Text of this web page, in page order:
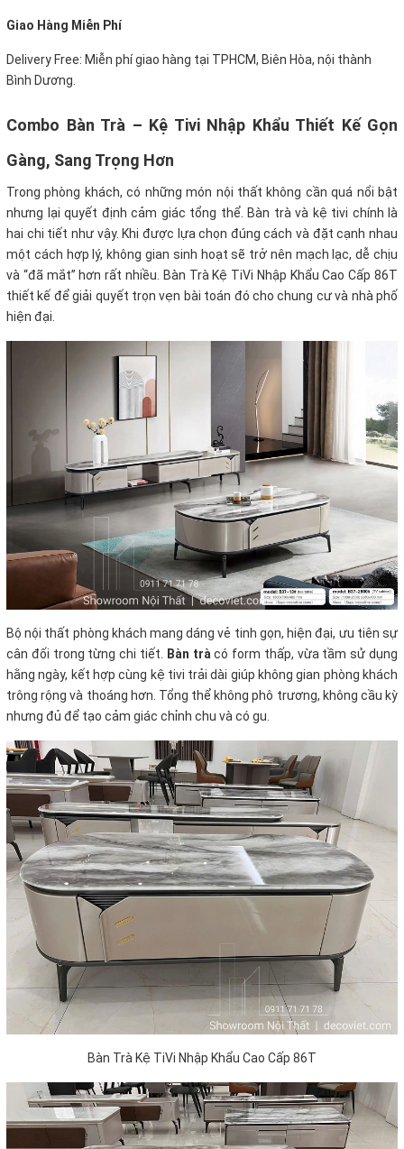
Giao Hàng Miễn Phí
Delivery Free: Miễn phí giao hàng tại TPHCM, Biên Hòa, nội thành
Bình Dương.
Combo Bàn Trà – Kệ Tivi Nhập Khẩu Thiết Kế Gọn
Gàng, Sang Trọng Hơn
Trong phòng khách, có những món nội thất không cần quá nổi bật
nhưng lại quyết định cảm giác tổng thể. Bàn trà và kệ tivi chính là
hai chi tiết như vậy. Khi được lựa chọn đúng cách và đặt cạnh nhau
một cách hợp lý, không gian sinh hoạt sẽ trở nên mạch lạc, dễ chịu
và “đã mắt” hơn rất nhiều. Bàn Trà Kệ TiVi Nhập Khẩu Cao Cấp 86T
thiết kế để giải quyết trọn vẹn bài toán đó cho chung cư và nhà phố
hiện đại.
Bộ nội thất phòng khách mang dáng vẻ tinh gọn, hiện đại, ưu tiên sự
cân đối trong từng chi tiết.
Bàn trà có form thấp, vừa tầm sử dụng
hằng ngày, kết hợp cùng kệ tivi trải dài giúp không gian phòng khách
trông rộng và thoáng hơn. Tổng thể không phô trương, không cầu kỳ
nhưng đủ để tạo cảm giác chỉnh chu và có gu.
Bàn Trà Kệ TiVi Nhập Khẩu Cao Cấp 86T